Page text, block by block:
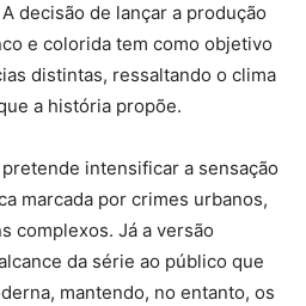
decisão de lançar a produção
e colorida tem como objetivo
distintas, ressaltando o clima
a história propõe.
intensificar a sensação
marcada por crimes urbanos,
complexos. Já a versão
da série ao público que
mantendo, no entanto, os